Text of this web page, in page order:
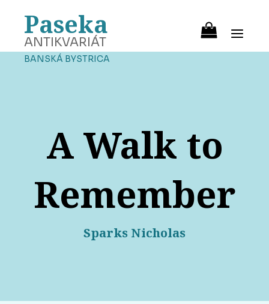
Paseka
ANTIKVARIÁT
BANSKÁ BYSTRICA
A Walk to
Remember
Sparks Nicholas